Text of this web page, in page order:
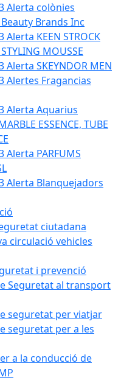
Alerta colònies
Brands Inc
Alerta KEEN STROCK
MOUSSE
Alerta SKEYNDOR MEN
Alertes Fragancias
Alerta Aquarius
ESSENCE, TUBE
Alerta PARFUMS
Alerta Blanquejadors
ciutadana
circulació vehicles
i prevenció
Seguretat al transport
seguretat per viatjar
seguretat per a les
a la conducció de